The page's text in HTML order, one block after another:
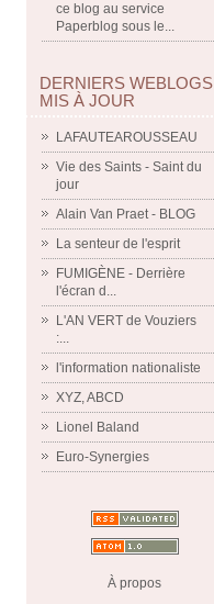
ce blog au service
Paperblog sous le...
DERNIERS WEBLOGS
MIS À JOUR
LAFAUTEAROUSSEAU
Vie des Saints - Saint du
jour
Alain Van Praet - BLOG
La senteur de l'esprit
FUMIGÈNE - Derrière
l'écran d...
L'AN VERT de Vouziers
:...
l'information nationaliste
XYZ, ABCD
Lionel Baland
Euro-Synergies
À propos